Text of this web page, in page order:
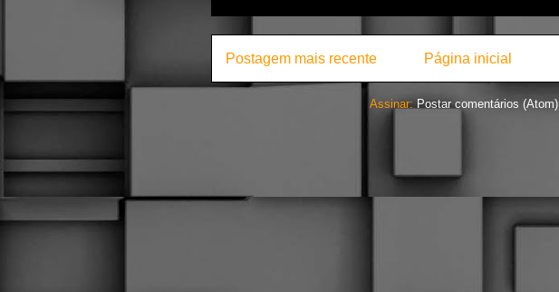
Postagem mais recente Página inicial
Assinar: Postar comentários (Atom)